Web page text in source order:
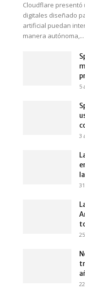
Cloudflare presentó
digitales diseñado
artificial puedan
manera autónoma,...
5
3